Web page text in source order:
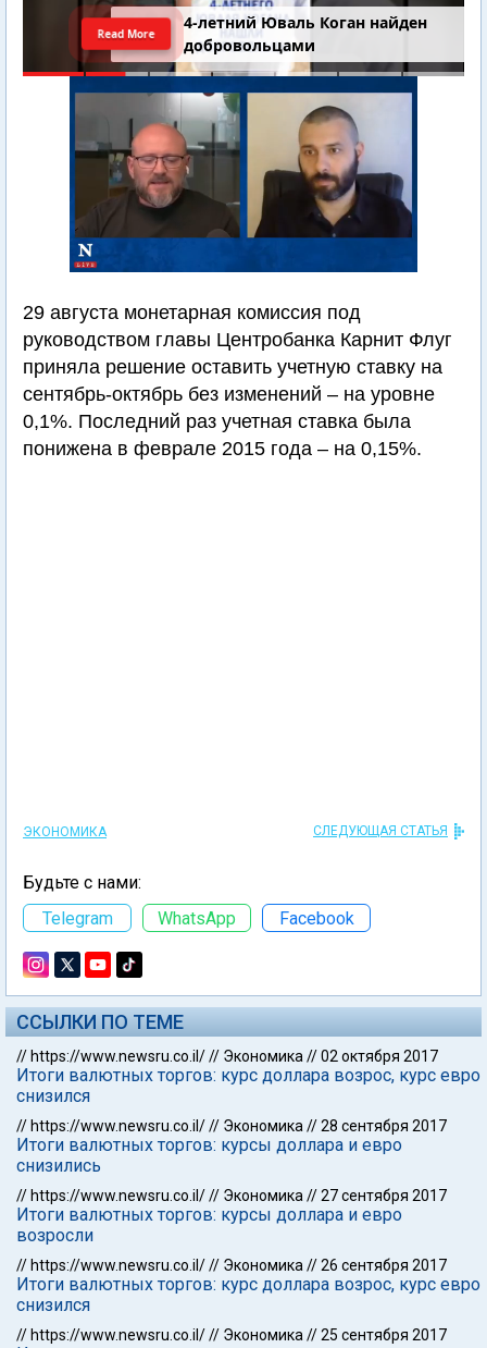
4-летний Юваль Коган найден
добровольцами
Read More
29 августа монетарная комиссия под
руководством главы Центробанка Карнит Флуг
приняла решение оставить учетную ставку на
сентябрь-октябрь без изменений – на уровне
0,1%. Последний раз учетная ставка была
понижена в феврале 2015 года – на 0,15%.
ЭКОНОМИКА СЛЕДУЮЩАЯ СТАТЬЯ
Будьте с нами:
Telegram
WhatsApp Facebook
ССЫЛКИ ПО ТЕМЕ
// https://www.newsru.co.il/// Экономика //02 октября 2017
Итоги валютных торгов: курс доллара возрос, курс евро
снизился
// https://www.newsru.co.il/// Экономика //28 сентября 2017
Итоги валютных торгов: курсы доллара и евро
снизились
// https://www.newsru.co.il/// Экономика //27 сентября 2017
Итоги валютных торгов: курсы доллара и евро
возросли
// https://www.newsru.co.il/// Экономика //26 сентября 2017
Итоги валютных торгов: курс доллара возрос, курс евро
снизился
// https://www.newsru.co.il/// Экономика //25 сентября 2017